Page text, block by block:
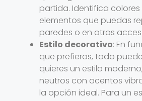
partida. Identifica colores
elementos que puedas
paredes o en otros
Estilo decorativo: En
que prefieras, todo
quieres un estilo
neutros con acentos
la opción ideal. Para un